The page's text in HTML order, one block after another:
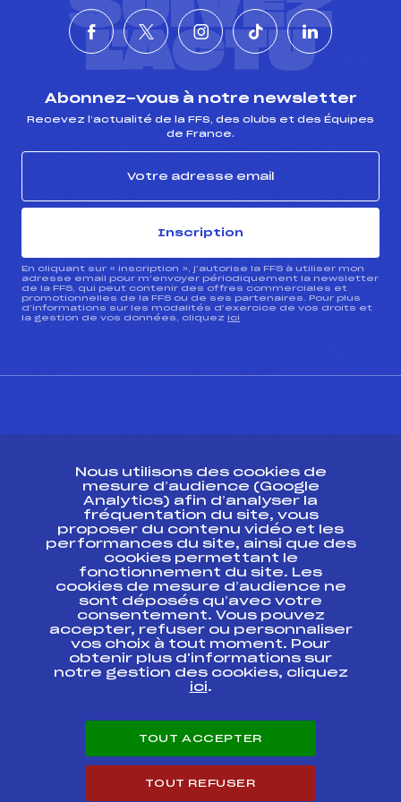
L'ACTU
Abonnez-vous à notre newsletter
Recevez l’actualité de la FFS, des clubs et des Équipes
de France.
Inscription
En cliquant sur « inscription », j’autorise la FFS à utiliser mon
adresse email pour m’envoyer périodiquement la newsletter
de la FFS, qui peut contenir des offres commerciales et
promotionnelles de la FFS ou de ses partenaires. Pour plus
d’informations sur les modalités d’exercice de vos droits et
la gestion de vos données, cliquez ici
Ressources
Pass’Neige
Projet sportif fédéral
Projet de performance fédéral
Antidopage
Pôle Développement, Formation, Suivi
Scientifique
Listes ministérielles
Pôle vie de l’athlète
Enseignement professionnel
Carrières
Nous utilisons des cookies de
mesure d’audience (Google
Analytics) afin d’analyser la
fréquentation du site, vous
proposer du contenu vidéo et les
performances du site, ainsi que des
cookies permettant le
fonctionnement du site. Les
cookies de mesure d’audience ne
sont déposés qu’avec votre
consentement. Vous pouvez
accepter, refuser ou personnaliser
vos choix à tout moment. Pour
obtenir plus d'informations sur
notre gestion des cookies, cliquez
ici.
TOUT ACCEPTER
TOUT REFUSER